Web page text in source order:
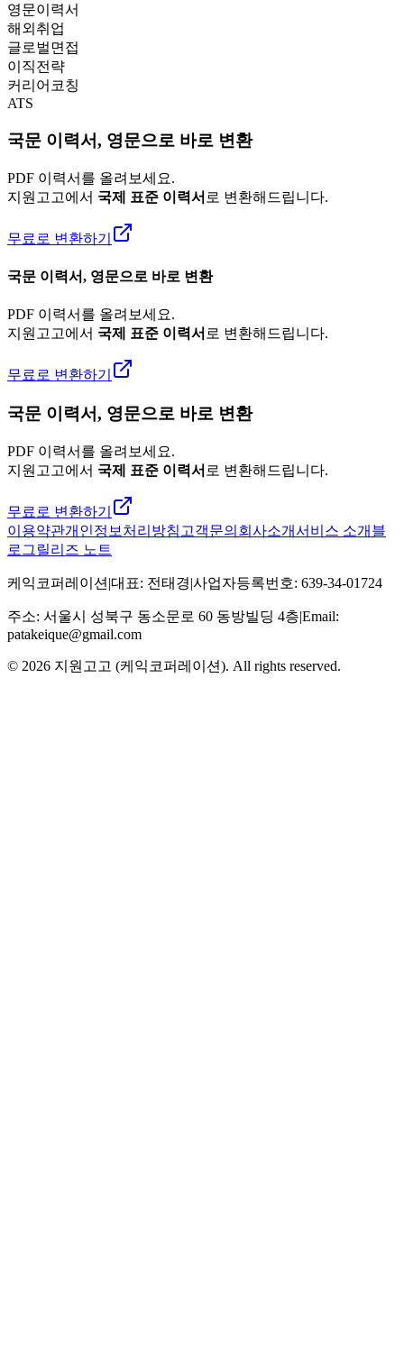
영문이력서
해외취업
글로벌면접
이직전략
커리어코칭
ATS
국문 이력서, 영문으로 바로 변환
PDF 이력서를 올려보세요.
지원고고에서 국제 표준 이력서 로 변환해드립니다.
무료로 변환하기
국문 이력서, 영문으로 바로 변환
PDF 이력서를 올려보세요.
지원고고에서 국제 표준 이력서 로 변환해드립니다.
무료로 변환하기
국문 이력서, 영문으로 바로 변환
PDF 이력서를 올려보세요.
지원고고에서 국제 표준 이력서 로 변환해드립니다.
무료로 변환하기
이용약관개인정보처리방침 고객문의 회사소개서비스 소개 블
로그 릴리즈 노트
케익코퍼레이션 |대표: 전태경|사업자등록번호: 639-34-01724
주소: 서울시 성북구 동소문로 60 동방빌딩 4층|Email:
patakeique@gmail.com
© 2026 지원고고 (케익코퍼레이션). All rights reserved.